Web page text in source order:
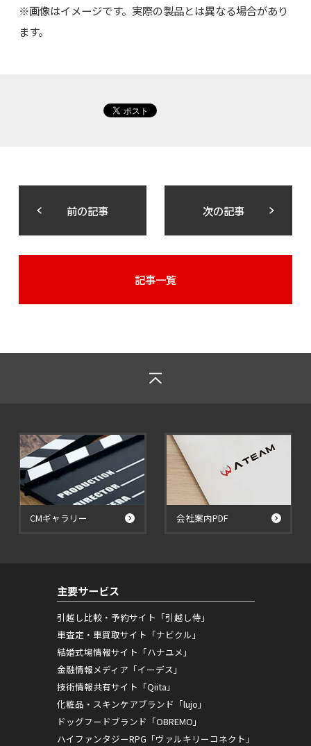
※画像はイメージです。実際の製品とは異なる場合があり
ます。
前の記事 次の記事
記事一覧
CMギャラリー 会社案内PDF
主要サービス
引越し比較・予約サイト「引越し侍」
車査定・車買取サイト「ナビクル」
結婚式場情報サイト「ハナユメ」
金融情報メディア「イーデス」
技術情報共有サイト「Qiita」
化粧品・スキンケアブランド「lujo」
ドッグフードブランド「OBREMO」
ハイファンタジーRPG「ヴァルキリーコネクト」